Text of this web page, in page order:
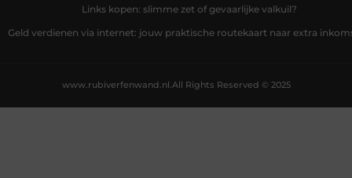
Links kopen: slimme zet of gevaarlijke valkuil?
Geld verdienen via internet: jouw praktische routekaart naar extra
All Rights Reserved © 2025
www.rubiverfenwand.nl.